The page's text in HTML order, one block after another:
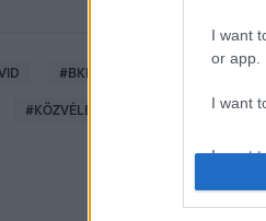
I want
or app.
I want
I want
#BKK
#KÖZVÉLEMÉNY-KUTATÁS #